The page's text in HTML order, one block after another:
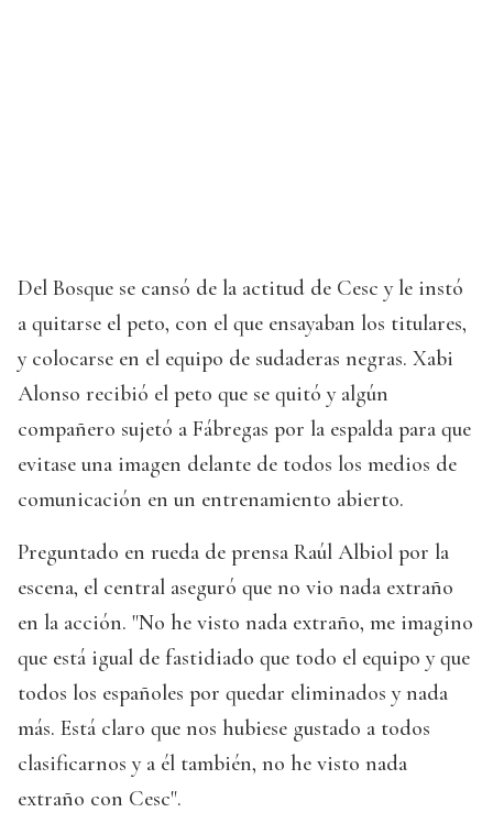
Del Bosque se cansó de la actitud de Cesc y le instó
a quitarse el peto, con el que ensayaban los titulares,
y colocarse en el equipo de sudaderas negras. Xabi
Alonso recibió el peto que se quitó y algún
compañero sujetó a Fábregas por la espalda para que
evitase una imagen delante de todos los medios de
comunicación en un entrenamiento abierto.
Preguntado en rueda de prensa Raúl Albiol por la
escena, el central aseguró que no vio nada extraño
en la acción. "No he visto nada extraño, me imagino
que está igual de fastidiado que todo el equipo y que
todos los españoles por quedar eliminados y nada
más. Está claro que nos hubiese gustado a todos
clasificarnos y a él también, no he visto nada
extraño con Cesc".